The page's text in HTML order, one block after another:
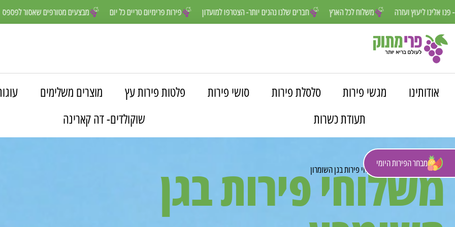
מבצעים פירות פרימיום טריים כל יום חברים שלנו נהנים יותר- הצטרפו למועדון משלוח לכל הארץ פה למענכם- פנו אלינו ליעוץ ועזרה
מבחר הפירות היומי
אודותינו מגשי פירות סלסלת פירות סושי פירות פלטות פירות עץ מוצרים משלימים
תעודת כשרות
שוקולדים- דה קארינה
פרי מתוק» משלוחים»משלוחי פירות בגן השומרון
משלוחי פירות בגן